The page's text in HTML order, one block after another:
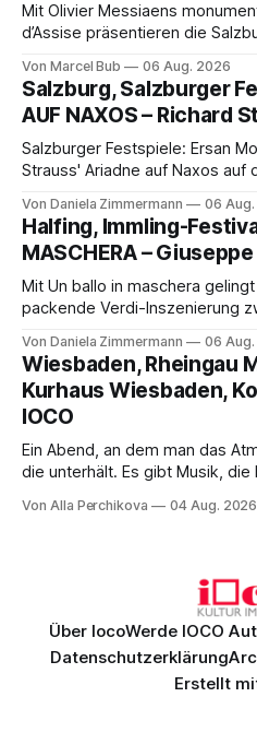
Mit Olivier Messiaens
d’Assise präsentieren die
eine bildgewaltige
die komplexe Partitur
Franziskus.
Von Marcel Bub 06 Aug. 2026
Salzburg, Salzburger
AUF NAXOS – Richard
Salzburger Festspiele: Ersan
Strauss' Ariadne auf Naxos auf
Aufführung mit starken Solisten
Philharmonikern, szenisch
hinter den Erwartungen zurück.
Von Daniela Zimmermann 06
Halfing, Immling-
MASCHERA –
Mit Un ballo in maschera
packende Verdi-Inszenierung
psychologische Tiefe mit
einem spielfreudigen Ensemble
überzeugenden
Von Daniela Zimmermann 06
Wiesbaden, Rheingau
Kurhaus Wiesbaden,
IOCO
Ein Abend, an dem man das Atmen
die unterhält. Es gibt Musik,
Genau so war der Abend im
Von Alla Perchikova 04 Aug. 2026
Über IocoWerde IOCO
Datenschutzerklärung
Erstellt